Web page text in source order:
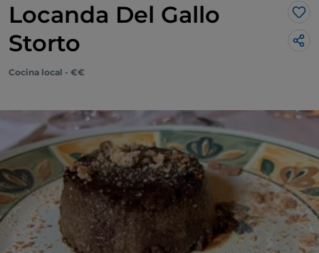
Locanda Del Gallo
Storto
Me
Cocina local - €€